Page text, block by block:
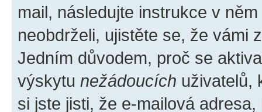
mail, následujte instrukce v
neobdrželi, ujistěte se, že vámi
Jedním důvodem, proč se
výskytu nežádoucích uživatelů,
si jste jisti, že e-mailová